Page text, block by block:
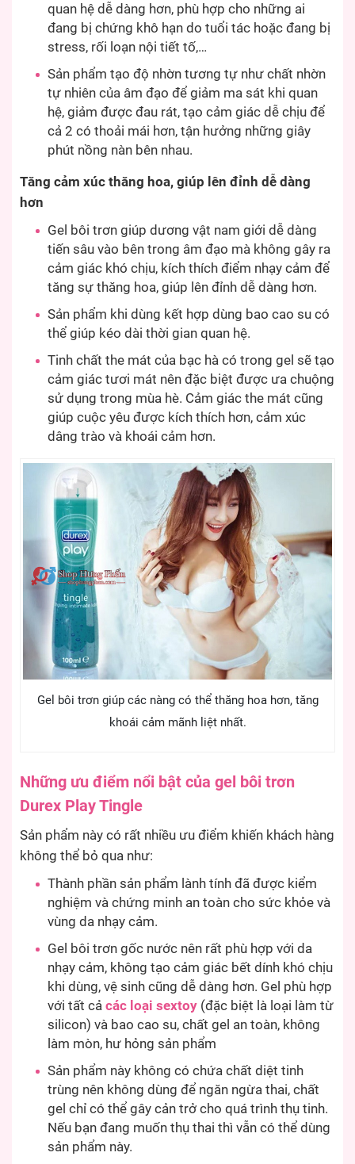
quan hệ dễ dàng hơn, phù hợp cho những ai
đang bị chứng khô hạn do tuổi tác hoặc đang bị
stress, rối loạn nội tiết tố,…
Sản phẩm tạo độ nhờn tương tự như chất nhờn
tự nhiên của âm đạo để giảm ma sát khi quan
hệ, giảm được đau rát, tạo cảm giác dễ chịu để
cả 2 có thoải mái hơn, tận hưởng những giây
phút nồng nàn bên nhau.
Tăng cảm xúc thăng hoa, giúp lên đỉnh dễ dàng
hơn
Gel bôi trơn giúp dương vật nam giới dễ dàng
tiến sâu vào bên trong âm đạo mà không gây ra
cảm giác khó chịu, kích thích điểm nhạy cảm để
tăng sự thăng hoa, giúp lên đỉnh dễ dàng hơn.
Sản phẩm khi dùng kết hợp dùng bao cao su có
thể giúp kéo dài thời gian quan hệ.
Tinh chất the mát của bạc hà có trong gel sẽ tạo
cảm giác tươi mát nên đặc biệt được ưa chuộng
sử dụng trong mùa hè. Cảm giác the mát cũng
giúp cuộc yêu được kích thích hơn, cảm xúc
dâng trào và khoái cảm hơn.
Gel bôi trơn giúp các nàng có thể thăng hoa hơn, tăng
khoái cảm mãnh liệt nhất.
Những ưu điểm nổi bật của gel bôi trơn
Durex Play Tingle
Sản phẩm này có rất nhiều ưu điểm khiến khách hàng
không thể bỏ qua như:
Thành phần sản phẩm lành tính đã được kiểm
nghiệm và chứng minh an toàn cho sức khỏe và
vùng da nhạy cảm.
Gel bôi trơn gốc nước nên rất phù hợp với da
nhạy cảm, không tạo cảm giác bết dính khó chịu
khi dùng, vệ sinh cũng dễ dàng hơn. Gel phù hợp
với tất cả các loại sextoy (đặc biệt là loại làm từ
silicon) và bao cao su, chất gel an toàn, không
làm mòn, hư hỏng sản phẩm
Sản phẩm này không có chứa chất diệt tinh
trùng nên không dùng để ngăn ngừa thai, chất
gel chỉ có thể gây cản trở cho quá trình thụ tinh.
Nếu bạn đang muốn thụ thai thì vẫn có thể dùng
sản phẩm này.